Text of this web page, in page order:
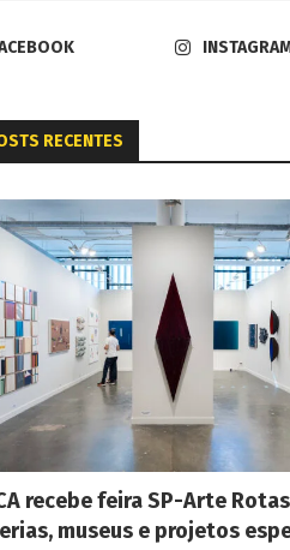
RECENTES
recebe feira SP-Arte
museus e projetos